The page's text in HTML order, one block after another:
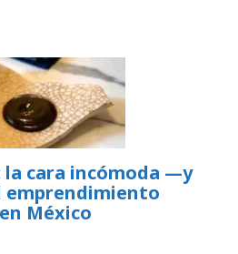
la cara incómoda —y
emprendimiento
México